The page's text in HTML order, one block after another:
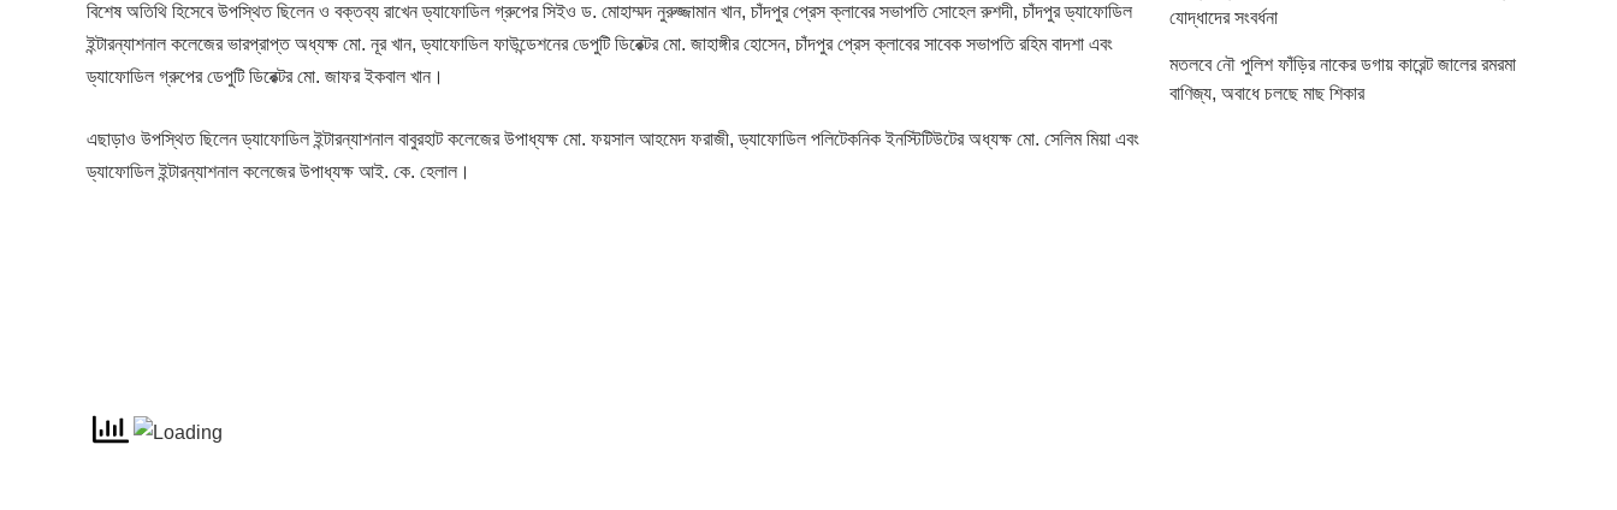
বিশেষ অতিথি হিসেবে উপস্থিত ছিলেন ও বক্তব্য রাখেন ড্যাফোডিল গ্রুপের সিইও ড. মোহাম্মদ নুরুজ্জামান খান, চাঁদপুর প্রেস ক্লাবের সভাপতি সোহেল রুশদী, চাঁদপুর ড্যাফোডিল
ইন্টারন্যাশনাল কলেজের ভারপ্রাপ্ত অধ্যক্ষ মো. নূর খান, ড্যাফোডিল ফাউন্ডেশনের ডেপুটি ডিরেক্টর মো. জাহাঙ্গীর হোসেন, চাঁদপুর প্রেস ক্লাবের সাবেক সভাপতি রহিম বাদশা এবং
ড্যাফোডিল গ্রুপের ডেপুটি ডিরেক্টর মো. জাফর ইকবাল খান।
এছাড়াও উপস্থিত ছিলেন ড্যাফোডিল ইন্টারন্যাশনাল বাবুরহাট কলেজের উপাধ্যক্ষ মো. ফয়সাল আহমেদ ফরাজী, ড্যাফোডিল পলিটেকনিক ইনস্টিটিউটের অধ্যক্ষ মো. সেলিম মিয়া এবং
ড্যাফোডিল ইন্টারন্যাশনাল কলেজের উপাধ্যক্ষ আই. কে. হেলাল।
যোদ্ধাদের সংবর্ধনা
মতলবে নৌ পুলিশ ফাঁড়ির নাকের ডগায় কারেন্ট জালের রমরমা
বাণিজ্য, অবাধে চলছে মাছ শিকার